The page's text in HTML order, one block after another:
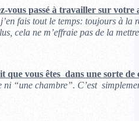
vous passé à travailler sur votre
fais tout le temps: toujours à la
cela ne m’effraie pas de la
que vous êtes dans une sorte
ni “une chambre”. C’est